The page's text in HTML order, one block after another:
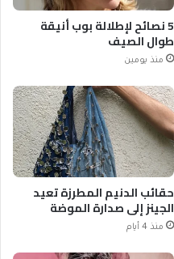
5 نصائح لإطلالة بوب أنيقة
طوال الصيف
منذ يومين
حقائب الدنيم المطرزة تعيد
الجينز إلى صدارة الموضة
منذ 4 أيام